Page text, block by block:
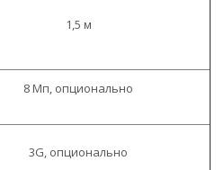
1,5 м
8 Мп, опционально
3G, опционально